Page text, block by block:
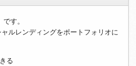
す。
ルレンディングをポートフォリオに
る